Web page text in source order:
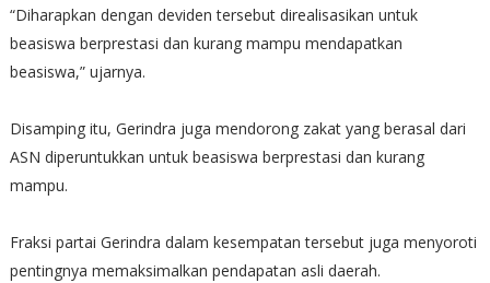
“Diharapkan dengan deviden tersebut direalisasikan untuk
beasiswa berprestasi dan kurang mampu mendapatkan
beasiswa,” ujarnya.
Disamping itu, Gerindra juga mendorong zakat yang berasal dari
ASN diperuntukkan untuk beasiswa berprestasi dan kurang
mampu.
Fraksi partai Gerindra dalam kesempatan tersebut juga menyoroti
pentingnya memaksimalkan pendapatan asli daerah.